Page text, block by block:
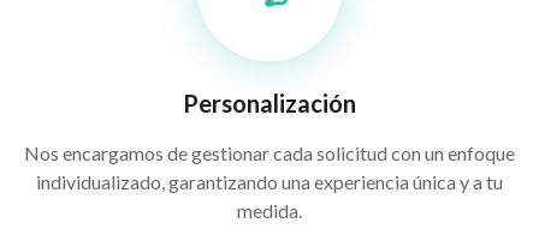
Personalización
Nos encargamos de gestionar cada solicitud con un enfoque
individualizado, garantizando una experiencia única y a tu
medida.